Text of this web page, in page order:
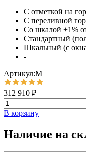
С отметкой на
С переливной
Со шкалой +1%
Стандартный
Шкальный (с
-
Артикул:М
312 910 ₽
В корзину
Наличие на